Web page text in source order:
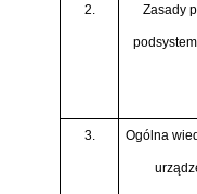
2. Zasady
3. Ogólna